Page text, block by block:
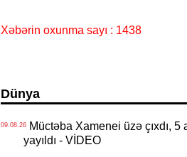
Xəbərin oxunma sayı : 1438
Dünya
09.08.26Müctəba Xamenei üzə çıxdı, 5
yayıldı - VİDEO